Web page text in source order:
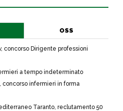
OSS
concorso Dirigente professioni
a tempo indeterminato
concorso infermieri in forma
Taranto, reclutamento 50